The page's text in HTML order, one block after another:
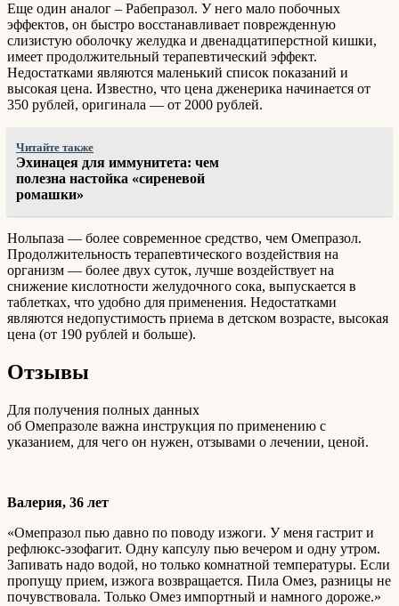
Еще один аналог – Рабепразол. У него мало побочных
эффектов, он быстро восстанавливает поврежденную
слизистую оболочку желудка и двенадцатиперстной кишки,
имеет продолжительный терапевтический эффект.
Недостатками являются маленький список показаний и
высокая цена. Известно, что цена дженерика начинается от
350 рублей, оригинала — от 2000 рублей.
Читайте также
Эхинацея для иммунитета: чем
полезна настойка «сиреневой
ромашки»
Нольпаза — более современное средство, чем Омепразол.
Продолжительность терапевтического воздействия на
организм — более двух суток, лучше воздействует на
снижение кислотности желудочного сока, выпускается в
таблетках, что удобно для применения. Недостатками
являются недопустимость приема в детском возрасте, высокая
цена (от 190 рублей и больше).
Отзывы
Для получения полных данных
об Омепразоле важна инструкция по применению с
указанием, для чего он нужен, отзывами о лечении, ценой.
Валерия, 36 лет
«Омепразол пью давно по поводу изжоги. У меня гастрит и
рефлюкс-эзофагит. Одну капсулу пью вечером и одну утром.
Запивать надо водой, но только комнатной температуры. Если
пропущу прием, изжога возвращается. Пила Омез, разницы не
почувствовала. Только Омез импортный и намного дороже.»